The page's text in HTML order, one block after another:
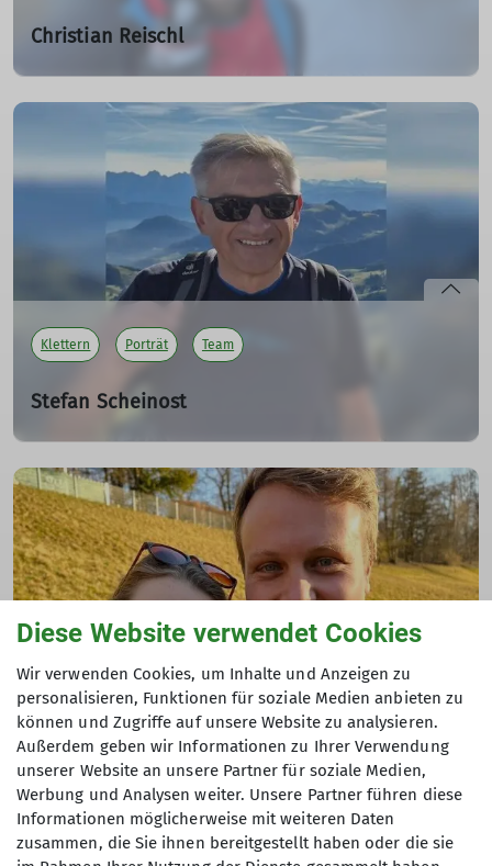
Christian Reischl
Trainer Bergsteigen und Hochtouren
Christian teilt seine Begeisterung für Bergsteigen und
Hochtouren gerne mit anderen. Als Trainer vermittelt er
Wissen, begleitet Touren und schafft unvergessliche
mehr erfahren
Klettern Porträt Team
Stefan Scheinost
Fachübungsleiter Kletterbetreuer
Seit über 30 Jahren ist Stefan mit Leidenschaft im
Klettersport unterwegs. Als Fachübungsleiter unterstützt
er unsere Schnupperkurse und vermittelt Sicherheit und
Freude am Klettern.
mehr erfahren
Porträt
Andi und Lara Wolff
Leitung Familienklettergruppe Samstag
24.05.2025
Seit Februar 2025 leiten Andi und Lara die
Diese Website verwendet Cookies
Wir verwenden Cookies, um Inhalte und Anzeigen zu
personalisieren, Funktionen für soziale Medien anbieten zu
können und Zugriffe auf unsere Website zu analysieren.
Außerdem geben wir Informationen zu Ihrer Verwendung
unserer Website an unsere Partner für soziale Medien,
Werbung und Analysen weiter. Unsere Partner führen diese
Informationen möglicherweise mit weiteren Daten
zusammen, die Sie ihnen bereitgestellt haben oder die sie